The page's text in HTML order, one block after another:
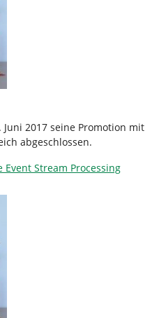
2017 seine Promotion mit
abgeschlossen.
Stream Processing